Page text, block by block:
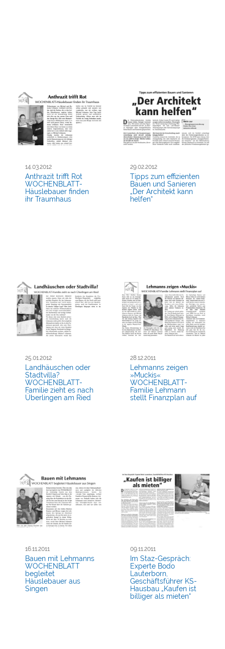
14.03.2012
Anthrazit trifft Rot
WOCHENBLATT-
Häuslebauer finden
ihr Traumhaus
29.02.2012
Tipps zum effizienten
Bauen und Sanieren
„Der Architekt kann
helfen“
25.01.2012
Landhäuschen oder
Stadtvilla?
WOCHENBLATT-
Familie zieht es nach
Überlingen am Ried
28.12.2011
Lehmanns zeigen
»Muckis«
WOCHENBLATT-
Familie Lehmann
stellt Finanzplan auf
16.11.2011
Bauen mit Lehmanns
WOCHENBLATT
begleitet
Häuslebauer aus
Singen
09.11.2011
Im Staz-Gespräch:
Experte Bodo
Lauterborn,
Geschäftsführer KS-
Hausbau „Kaufen ist
billiger als mieten“